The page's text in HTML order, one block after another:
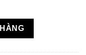
HD20 - 2 chiều số